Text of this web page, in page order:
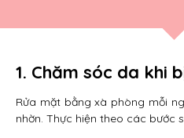
1. Chăm sóc da khi
Rửa mặt bằng xà phòng mỗi
nhờn. Thực hiện theo các bước